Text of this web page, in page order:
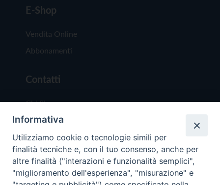
E-Shop
Vendita Online
Abbonamenti
Contatti
Chi Siamo
Redazione
Scrivici
Informativa
Utilizziamo cookie o tecnologie simili per
finalità tecniche e, con il tuo consenso, anche per
altre finalità ("interazioni e funzionalità semplici",
"miglioramento dell'esperienza", "misurazione" e